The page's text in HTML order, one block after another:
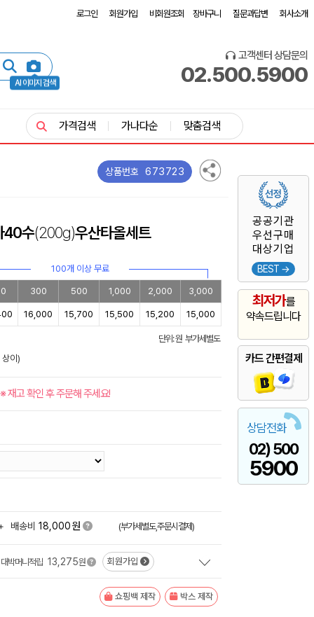
로그인 회원가입 비회원조회 장바구니 질문과답변 회사소개
AI 이미지 검색
고객센터 상담문의
02.500.5900
공공기관
우선구매
대상기업
BEST →
최저가를
약속드립니다
카드 간편결제
상담전화
02) 500
5900
가격검색 가나다순 맞춤검색
상품번호 673723
40수(200g)우산타올세트
100개 이상 무료
300 500 1,000 2,000 3,000
16,000 15,700 15,500 15,200 15,000
단위: 원 부가세별도
이)
※ 재고 확인 후 주문해 주세요!
배송비 18,000원 (부가세별도,주문시결제)
대박머니적립 13,275원 회원가입
쇼핑백 제작 박스 제작